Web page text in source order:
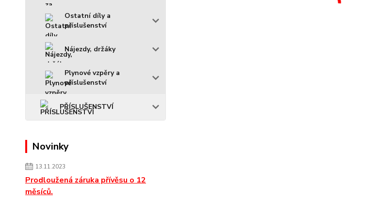
Ostatní díly a
příslušenství
Nájezdy, držáky
Plynové vzpěry a
příslušenství
PŘÍSLUŠENSTVÍ
Novinky
13.11.2023
Prodloužená záruka přívěsu o 12
měsíců.